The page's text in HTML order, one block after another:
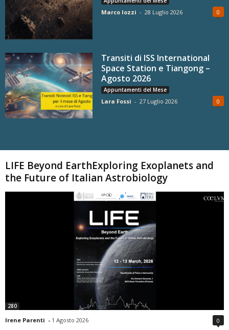
Marco Iozzi - 28 Luglio 2026 0
Transiti di ISS International
Space Station e Tiangong –
Agosto 2026
Appuntamenti del Mese
Lara Fossi - 27 Luglio 2026 0
LIFE Beyond EarthExploring Exoplanets and
the Future of Italian Astrobiology
280
Irene Parenti - 1 Agosto 2026 0